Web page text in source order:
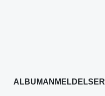
ALBUMANMELDELSER